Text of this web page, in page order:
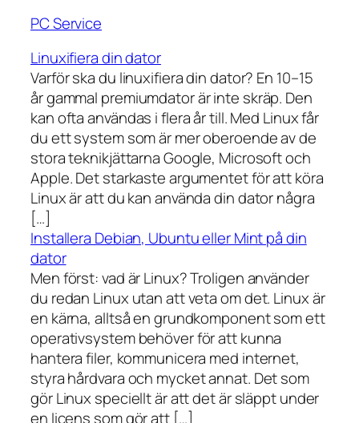
PC Service
Linuxifiera din dator
Varför ska du linuxifiera din dator? En 10–15
år gammal premiumdator är inte skräp. Den
kan ofta användas i flera år till. Med Linux får
du ett system som är mer oberoende av de
stora teknikjättarna Google, Microsoft och
Apple. Det starkaste argumentet för att köra
Linux är att du kan använda din dator några
[…]
Installera Debian, Ubuntu eller Mint på din
dator
Men först: vad är Linux? Troligen använder
du redan Linux utan att veta om det. Linux är
en kärna, alltså en grundkomponent som ett
operativsystem behöver för att kunna
hantera filer, kommunicera med internet,
styra hårdvara och mycket annat. Det som
gör Linux speciellt är att det är släppt under
en licens som gör att […]